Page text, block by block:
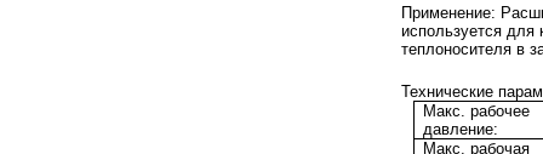
Применение:
используется для
теплоносителя в
Технические
Макс. рабочее
давление:
Макс. рабочая